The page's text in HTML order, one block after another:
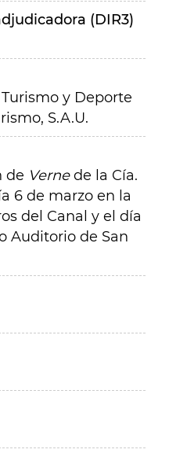
(DIR3)
y Deporte
S.A.U.
de Vernede la Cía.
6 de marzo en la
del Canal y el día
Auditorio de San